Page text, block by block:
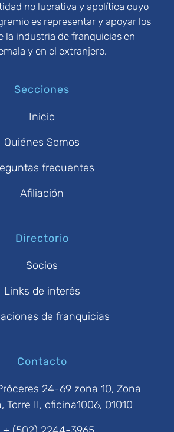
no lucrativa y apolítica cuyo
es representar y apoyar los
la industria de franquicias en
y en el extranjero.
Secciones
Inicio
Quiénes Somos
frecuentes
Afiliación
Directorio
Socios
Links de interés
de franquicias
Contacto
24-69 zona 10, Zona
Torre II, oficina1006, 01010